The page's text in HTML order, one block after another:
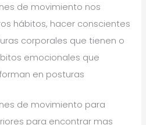
de movimiento nos
hábitos, hacer conscientes
corporales que tienen o
emocionales que
en posturas
de movimiento para
para encontrar mas